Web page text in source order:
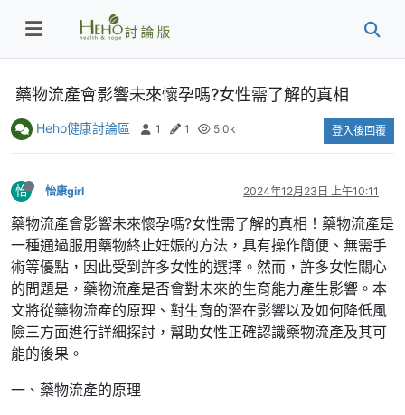
藥物流產會影響未來懷孕嗎?女性需了解的真相
Heho健康討論區 1 1 5.0k 登入後回覆
怡 怡康girl 2024年12月23日 上午10:11
藥物流產會影響未來懷孕嗎?女性需了解的真相！藥物流產是
一種通過服用藥物終止妊娠的方法，具有操作簡便、無需手
術等優點，因此受到許多女性的選擇。然而，許多女性關心
的問題是，藥物流產是否會對未來的生育能力產生影響。本
文將從藥物流產的原理、對生育的潛在影響以及如何降低風
險三方面進行詳細探討，幫助女性正確認識藥物流產及其可
能的後果。
一、藥物流產的原理